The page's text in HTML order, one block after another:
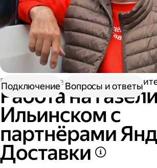
Работа водителем Работа
Работа на
Ильинском с
партнёрами
Доставки
Подключение Вопросы и ответы